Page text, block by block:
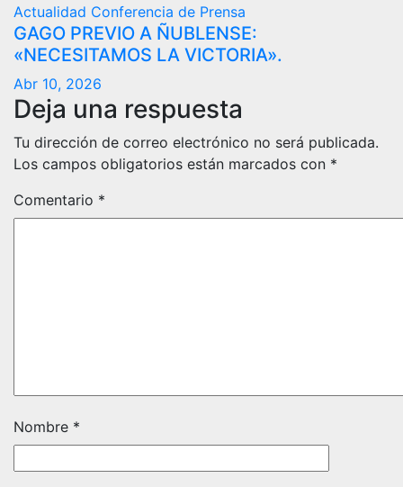
Actualidad Conferencia de Prensa
GAGO PREVIO A ÑUBLENSE:
«NECESITAMOS LA VICTORIA».
Abr 10, 2026
Deja una respuesta
Tu dirección de correo electrónico no será publicada.
Los campos obligatorios están marcados con *
Comentario *
Nombre *